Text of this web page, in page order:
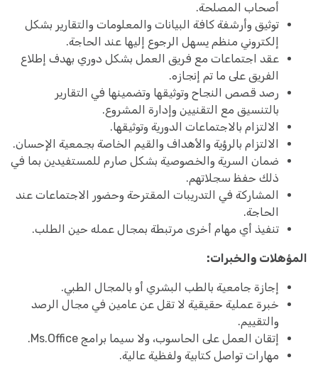
أصحاب المصلحة.
توثيق وأرشفة كافة البيانات والمعلومات والتقارير بشكل
إلكتروني منظم يسهل الرجوع إليها عند الحاجة.
عقد اجتماعات مع فريق العمل بشكل دوري بهدف إطلاع
الفريق على ما تم إنجازه.
رصد قصص النجاح وتوثيقها وتضمينها في التقارير
بالتنسيق مع التقنيين وإدارة المشروع.
الالتزام بالاجتماعات الدورية وتوثيقها.
الالتزام بالرؤية والأهداف والقيم الخاصة بجمعية الإحسان.
ضمان السرية والخصوصية بشكل صارم للمستفيدين بما في
ذلك حفظ سجلاتهم.
المشاركة في التدريبات المقترحة وحضور الاجتماعات عند
الحاجة.
تنفيذ أي مهام أخرى مرتبطة بمجال عمله حين الطلب.
المؤهلات والخبرات:
إجازة جامعية بالطب البشري أو بالمجال الطبي.
خبرة عملية حقيقية لا تقل عن عامين في مجال الرصد
والتقييم.
إتقان العمل على الحاسوب، ولا سيما برامج Ms.Office.
مهارات تواصل كتابية ولفظية عالية.